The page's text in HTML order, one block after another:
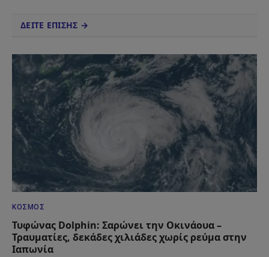
ΔΕΙΤΕ ΕΠΙΣΗΣ →
ΚΌΣΜΟΣ
Τυφώνας Dolphin: Σαρώνει την Οκινάουα –
Τραυματίες, δεκάδες χιλιάδες χωρίς ρεύμα στην
Ιαπωνία